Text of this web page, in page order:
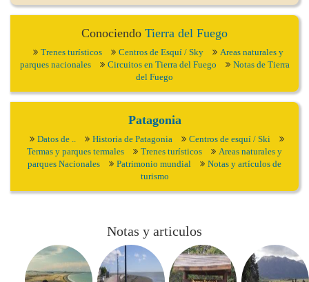
Conociendo Tierra del Fuego
Trenes turísticos Centros de Esquí / Sky
Areas naturales y
parques nacionales
Circuitos en Tierra del Fuego
Notas de Tierra
del Fuego
Patagonia
Datos de .. Historia de Patagonia
Centros de esquí / Ski
Termas y parques termales
Trenes turísticos
Areas naturales y
parques Nacionales
Patrimonio mundial
Notas y artículos de
turismo
Notas y articulos